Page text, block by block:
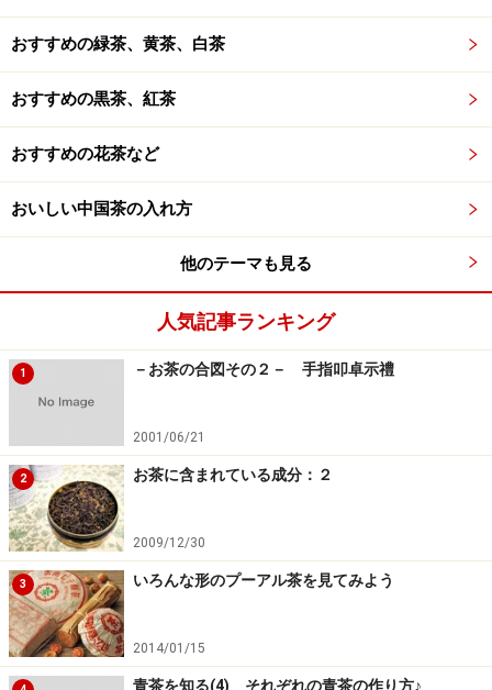
おすすめの緑茶、黄茶、白茶
おすすめの黒茶、紅茶
おすすめの花茶など
おいしい中国茶の入れ方
他のテーマも見る
人気記事ランキング
1 －お茶の合図その２－ 手指叩卓示禮
2001/06/21
2 お茶に含まれている成分：２
2009/12/30
3 いろんな形のプーアル茶を見てみよう
2014/01/15
青茶を知る(4) それぞれの青茶の作り方♪